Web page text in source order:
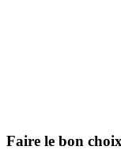
Faire le bon